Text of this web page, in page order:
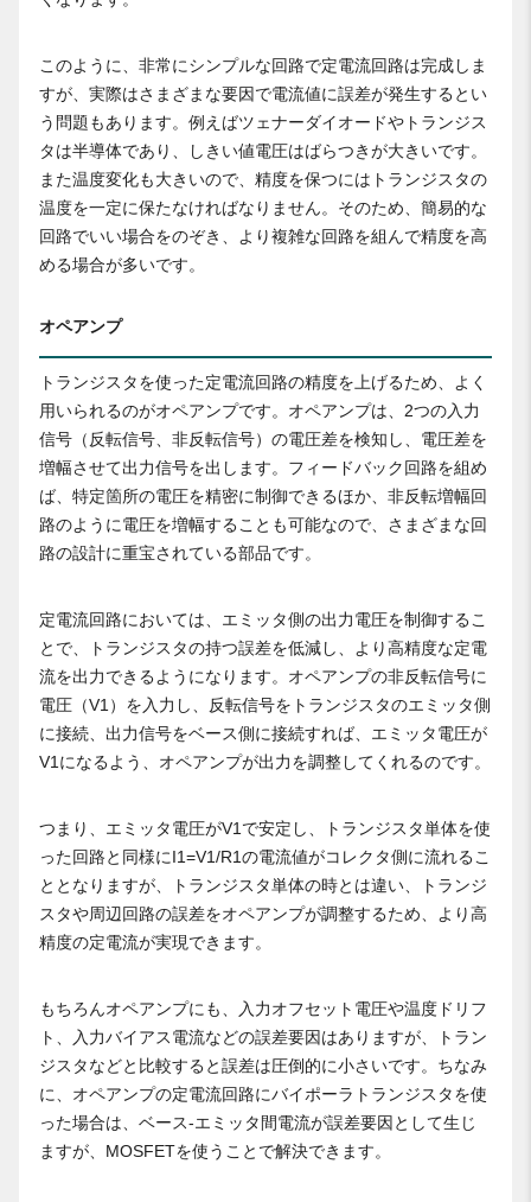
このように、非常にシンプルな回路で定電流回路は完成しま
すが、実際はさまざまな要因で電流値に誤差が発生するとい
う問題もあります。例えばツェナーダイオードやトランジス
タは半導体であり、しきい値電圧はばらつきが大きいです。
また温度変化も大きいので、精度を保つにはトランジスタの
温度を一定に保たなければなりません。そのため、簡易的な
回路でいい場合をのぞき、より複雑な回路を組んで精度を高
める場合が多いです。
オペアンプ
トランジスタを使った定電流回路の精度を上げるため、よく
用いられるのがオペアンプです。オペアンプは、2つの入力
信号（反転信号、非反転信号）の電圧差を検知し、電圧差を
増幅させて出力信号を出します。フィードバック回路を組め
ば、特定箇所の電圧を精密に制御できるほか、非反転増幅回
路のように電圧を増幅することも可能なので、さまざまな回
路の設計に重宝されている部品です。
定電流回路においては、エミッタ側の出力電圧を制御するこ
とで、トランジスタの持つ誤差を低減し、より高精度な定電
流を出力できるようになります。オペアンプの非反転信号に
電圧（V1）を入力し、反転信号をトランジスタのエミッタ側
に接続、出力信号をベース側に接続すれば、エミッタ電圧が
V1になるよう、オペアンプが出力を調整してくれるのです。
つまり、エミッタ電圧がV1で安定し、トランジスタ単体を使
った回路と同様にI1=V1/R1の電流値がコレクタ側に流れるこ
ととなりますが、トランジスタ単体の時とは違い、トランジ
スタや周辺回路の誤差をオペアンプが調整するため、より高
精度の定電流が実現できます。
もちろんオペアンプにも、入力オフセット電圧や温度ドリフ
ト、入力バイアス電流などの誤差要因はありますが、トラン
ジスタなどと比較すると誤差は圧倒的に小さいです。ちなみ
に、オペアンプの定電流回路にバイポーラトランジスタを使
った場合は、ベース-エミッタ間電流が誤差要因として生じ
ますが、MOSFETを使うことで解決できます。